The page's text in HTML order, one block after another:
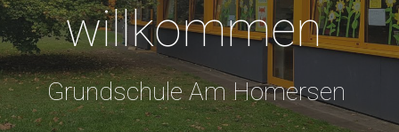
willkommen
Grundschule Am Homersen